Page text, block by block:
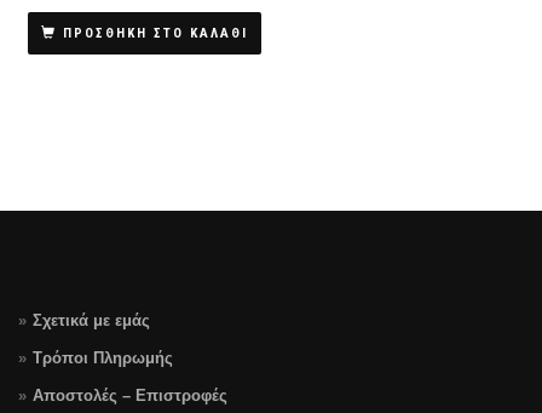
was:
€22.90.
τιμή
είναι:
ΠΡΟΣΘΗΚΗ ΣΤΟ ΚΑΛΑΘΙ
Σχετικά με εμάς
Τρόποι Πληρωμής
Αποστολές – Επιστροφές